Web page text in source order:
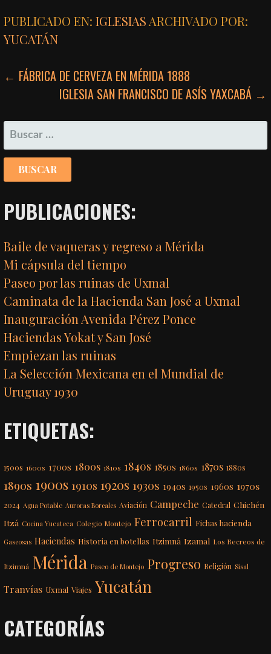
PUBLICADO EN:IGLESIAS ARCHIVADO POR:
YUCATÁN
NAVEGACIÓN
ENTRADAS
← FÁBRICA DE CERVEZA EN MÉRIDA 1888
IGLESIA SAN FRANCISCO DE ASÍS YAXCABÁ →
BUSCAR:
PUBLICACIONES:
Baile de vaqueras y regreso a Mérida
Mi cápsula del tiempo
Paseo por las ruinas de Uxmal
Caminata de la Hacienda San José a Uxmal
Inauguración Avenida Pérez Ponce
Haciendas Yokat y San José
Empiezan las ruinas
La Selección Mexicana en el Mundial de
Uruguay 1930
ETIQUETAS:
1500s 1600s 1700s 1800s 1810s 1840s 1850s 1860s 1870s 1880s
1890s 1900s 1910s 1920s 1930s 1940s 1950s 1960s 1970s
2024 Agua Potable Auroras Boreales Aviación Campeche Catedral Chichén
Itzá Cocina Yucateca Colegio Montejo Ferrocarril Fichas hacienda
Gaseosas Haciendas Historia en botellas Itzimná Izamal Los Recreos de
Itzimná Mérida Paseo de Montejo Progreso Religión Sisal
Tranvías Uxmal Viajes Yucatán
CATEGORÍAS